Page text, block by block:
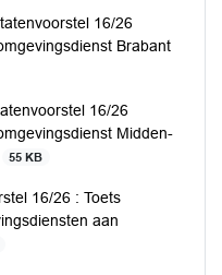
16/26
Brabant
16/26
Midden-
55 KB
16/26 : Toets
aan